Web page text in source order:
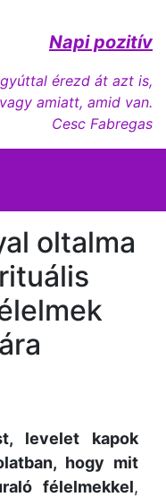
Napi pozitív
érezd át azt is,
amiatt, amid van.
Cesc Fabregas
oltalma
levelet kapok
hogy mit
félelmekkel,